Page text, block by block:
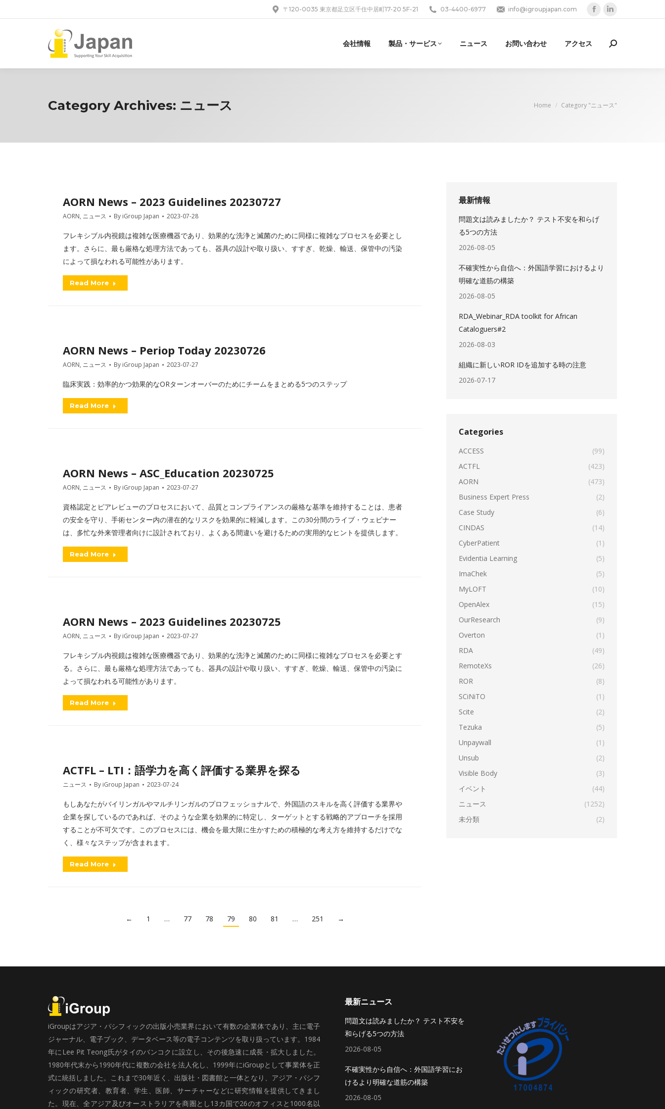
〒120-0035 東京都足立区千住中居町17-20 5F-21 03-4400-6977 info@igroupjapan.com
opensopens
会社情報 製品・サービス ニュース お問い合わせ アクセス Search:
Category Archives: ニュース You are here:
Home Category "ニュース"
AORN News – 2023 Guidelines 20230727
AORN, ニュース By iGroup Japan 2023-07-28
フレキシブル内視鏡は複雑な医療機器であり、効果的な洗浄と滅菌のために同様に複雑なプロセスを必要とし
ます。さらに、最も厳格な処理方法であっても、器具の設計や取り扱い、すすぎ、乾燥、輸送、保管中の汚染
によって損なわれる可能性があります。
Read More
AORN News – Periop Today 20230726
AORN, ニュース By iGroup Japan 2023-07-27
臨床実践：効率的かつ効果的なORターンオーバーのためにチームをまとめる5つのステップ
Read More
AORN News – ASC_Education 20230725
AORN, ニュース By iGroup Japan 2023-07-27
資格認定とピアレビューのプロセスにおいて、品質とコンプライアンスの厳格な基準を維持することは、患者
の安全を守り、手術センター内の潜在的なリスクを効果的に軽減します。この30分間のライブ・ウェビナー
は、多忙な外来管理者向けに設計されており、よくある間違いを避けるための実用的なヒントを提供します。
Read More
AORN News – 2023 Guidelines 20230725
AORN, ニュース By iGroup Japan 2023-07-27
フレキシブル内視鏡は複雑な医療機器であり、効果的な洗浄と滅菌のために同様に複雑なプロセスを必要とす
る。さらに、最も厳格な処理方法であっても、器具の設計や取り扱い、すすぎ、乾燥、輸送、保管中の汚染に
よって損なわれる可能性があります。
Read More
ACTFL – LTI：語学力を高く評価する業界を探る
ニュース By iGroup Japan 2023-07-24
もしあなたがバイリンガルやマルチリンガルのプロフェッショナルで、外国語のスキルを高く評価する業界や
企業を探しているのであれば、そのような企業を効果的に特定し、ターゲットとする戦略的アプローチを採用
することが不可欠です。このプロセスには、機会を最大限に生かすための積極的な考え方を維持するだけでな
く、様々なステップが含まれます。
Read More
← 1 … 77 78 79 80 81 … 251 →
最新情報
問題文は読みましたか？ テスト不安を和らげ
る5つの方法
2026-08-05
不確実性から自信へ：外国語学習におけるより
明確な道筋の構築
2026-08-05
RDA_Webinar_RDA toolkit for African
Cataloguers#2
2026-08-03
組織に新しいROR IDを追加する時の注意
2026-07-17
Categories
ACCESS
(99)
ACTFL
(423)
AORN
(473)
Business Expert Press
(2)
Case Study
(6)
CINDAS
(14)
CyberPatient
(1)
Evidentia Learning
(5)
ImaChek
(5)
MyLOFT
(10)
OpenAlex
(15)
OurResearch
(9)
Overton
(1)
RDA
(49)
RemoteXs
(26)
ROR
(8)
SCiNiTO
(1)
Scite
(2)
Tezuka
(5)
Unpaywall
(1)
Unsub
(2)
Visible Body
(3)
イベント
(44)
ニュース
(1252)
未分類
(2)
iGroupはアジア・パシフィックの出版小売業界において有数の企業体であり、主に電子
ジャーナル、電子ブック、データベース等の電子コンテンツを取り扱っています。1984
年にLee Pit Teong氏がタイのバンコクに設立し、その後急速に成長・拡大しました。
1980年代末から1990年代に複数の会社を法人化し、1999年にiGroupとして事業体を正
式に統括しました。これまで30年近く、出版社・図書館と一体となり、アジア・パシフ
ィックの研究者、教育者、学生、医師、サーチャーなどに研究情報を提供してきまし
た。現在、全アジア及びオーストラリアを商圏とし13カ国で26のオフィスと1000名以
最新ニュース
問題文は読みましたか？ テスト不安を
和らげる5つの方法
2026-08-05
不確実性から自信へ：外国語学習にお
けるより明確な道筋の構築
2026-08-05